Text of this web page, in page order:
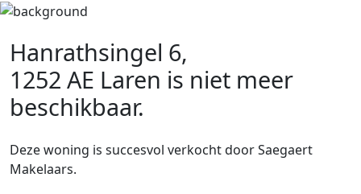
Hanrathsingel 6,
1252 AE Laren is niet meer
beschikbaar.
Deze woning is succesvol verkocht door Saegaert
Makelaars.